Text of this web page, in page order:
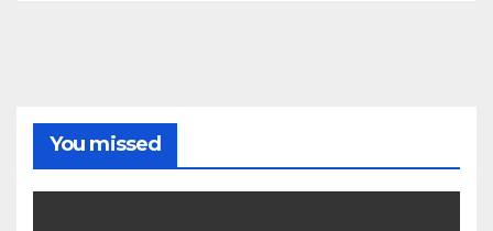
You missed